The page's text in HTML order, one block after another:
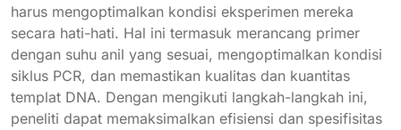
harus mengoptimalkan kondisi eksperimen mereka
secara hati-hati. Hal ini termasuk merancang primer
dengan suhu anil yang sesuai, mengoptimalkan kondisi
siklus PCR, dan memastikan kualitas dan kuantitas
templat DNA. Dengan mengikuti langkah-langkah ini,
peneliti dapat memaksimalkan efisiensi dan spesifisitas